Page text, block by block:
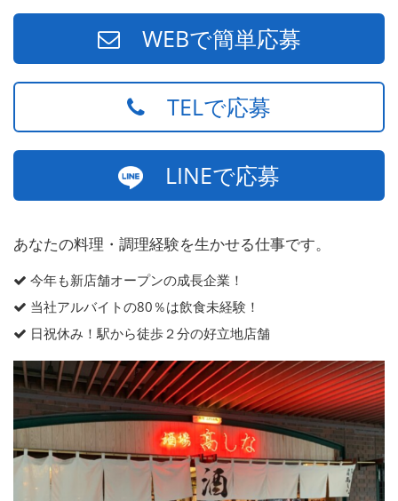
WEBで簡単応募
TELで応募
LINEで応募
あなたの料理・調理経験を生かせる仕事です。
今年も新店舗オープンの成長企業！
当社アルバイトの80％は飲食未経験！
日祝休み！駅から徒歩２分の好立地店舗